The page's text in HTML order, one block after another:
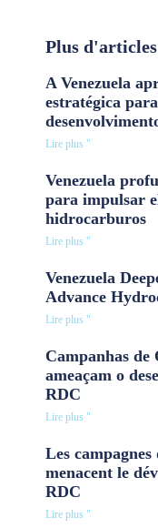
Plus d'articles
A Venezuela
estratégica
Lire plus "
Venezuela
para impulsar
hidrocarburos
Lire plus "
Venezuela
Advance
Lire plus "
Campanhas de
ameaçam o
RDC
Lire plus "
Les
menacent le
RDC
Lire plus "